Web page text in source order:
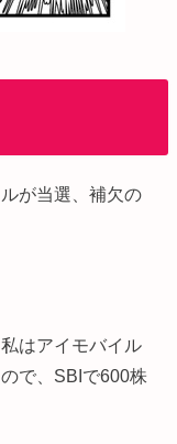
が当選、補欠の
はアイモバイル
で、SBIで600株